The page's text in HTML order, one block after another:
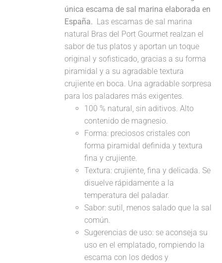
única escama de sal marina elaborada en
España. Las escamas de sal marina
natural Bras del Port Gourmet realzan el
sabor de tus platos y aportan un toque
original y sofisticado, gracias a su forma
piramidal y a su agradable textura
crujiente en boca. Una agradable sorpresa
para los paladares más exigentes.
100 % natural, sin aditivos. Alto
contenido de magnesio.
Forma: preciosos cristales con
forma piramidal definida y textura
fina y crujiente.
Textura: crujiente, fina y delicada. Se
disuelve rápidamente a la
temperatura del paladar.
Sabor: sutil, menos salado que la sal
común.
Sugerencias de uso: se aconseja su
uso en el emplatado, rompiendo la
escama con los dedos y